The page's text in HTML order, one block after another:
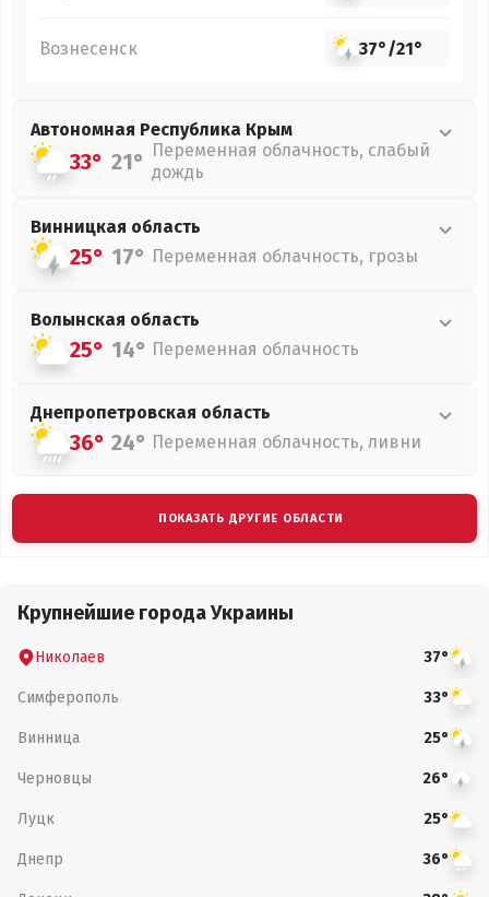
Вознесенск 37°/21°
Автономная Республика Крым
33° 21° Переменная облачность, слабый
дождь
Винницкая область
25° 17° Переменная облачность, грозы
Волынская область
25° 14° Переменная облачность
Днепропетровская область
36° 24° Переменная облачность, ливни
ПОКАЗАТЬ ДРУГИЕ ОБЛАСТИ
Крупнейшие города Украины
Николаев 37°
Симферополь 33°
Винница 25°
Черновцы 26°
Луцк 25°
Днепр 36°